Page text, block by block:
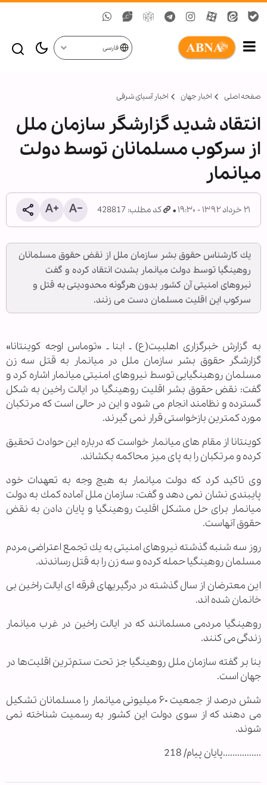
فارسی
صفحه اصلی اخبار جهان اخبار آسیای شرقی
انتقاد شدید گزارشگر سازمان ملل
از سركوب مسلمانان توسط دولت
میانمار
۲۱ خرداد ۱۳۹۲ - ۱۹:۳۰ کد مطلب: 428817
یك كارشناس حقوق بشر سازمان ملل از نقض حقوق مسلمانان
روهینگیا توسط دولت میانمار بشدت انتقاد كرده و گفت
نیروهای امنیتی آن كشور بدون هرگونه محدودیتی به قتل و
سركوب این اقلیت مسلمان دست می زنند.
به گزارش خبرگزاری اهل‏بیت(ع) ـ ابنا ـ «توماس اوجه كوینتانا»
گزارشگر حقوق بشر سازمان ملل در میانمار به قتل سه زن
مسلمان روهینگیایی توسط نیروهای امنیتی میانمار اشاره كرد و
گفت: نقض حقوق بشر اقلیت روهینگیا در ایالت راخین به شكل
گسترده و نظامند انجام می شود و این در حالی است كه مرتكبان
مورد كمترین بازخواستی قرار نمی گیرند.
كوینتانا از مقام های میانمار خواست كه درباره این حوادث تحقیق
كرده و مرتكبان را به پای میز محاكمه بكشاند.
وی تاكید كرد كه دولت میانمار به هیچ وجه به تعهدات خود
پایبندی نشان نمی دهد و گفت: سازمان ملل آماده كمك به دولت
میانمار برای حل مشكل اقلیت روهینگیا و پایان دادن به نقض
حقوق آنهاست.
روز سه شنبه گذشته نیروهای امنیتی به یك تجمع اعتراضی مردم
مسلمان روهینگیا حمله كرده و سه زن را به قتل رساندند.
این معترضان از سال گذشته در درگیریهای فرقه ای ایالت راخین بی
خانمان شده اند.
روهینگیا مردمی مسلمانند كه در ایالت راخین در غرب میانمار
زندگی می كنند.
بنا بر گفته سازمان ملل روهینگیا جز تحت ستم‌ترین اقلیت‌ها در
جهان است.
شش درصد از جمعیت ۶۰ میلیونی میانمار را مسلمانان تشكیل
می دهند كه از سوی دولت این كشور به رسمیت شناخته نمی
شوند.
................پایان پیام/ 218